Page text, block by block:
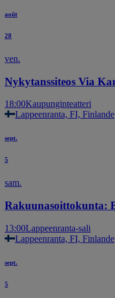
août
28
ven.
Nykytanssiteos Via
18:00Kaupunginteatteri
Lappeenranta, FI, Finlande
sept.
5
sam.
Rakuunasoittokunta:
13:00Lappeenranta-sali
Lappeenranta, FI, Finlande
sept.
5